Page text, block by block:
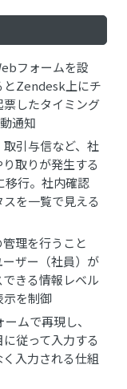
フォームを設
とZendesk上にチ
したタイミング
通知
引与信など、社
取りが発生する
移行。社内確認
を一覧で見える
理を行うこと
ザー（社員）が
きる情報レベル
示を制御
ムで再現し、
従って入力する
入力される仕組